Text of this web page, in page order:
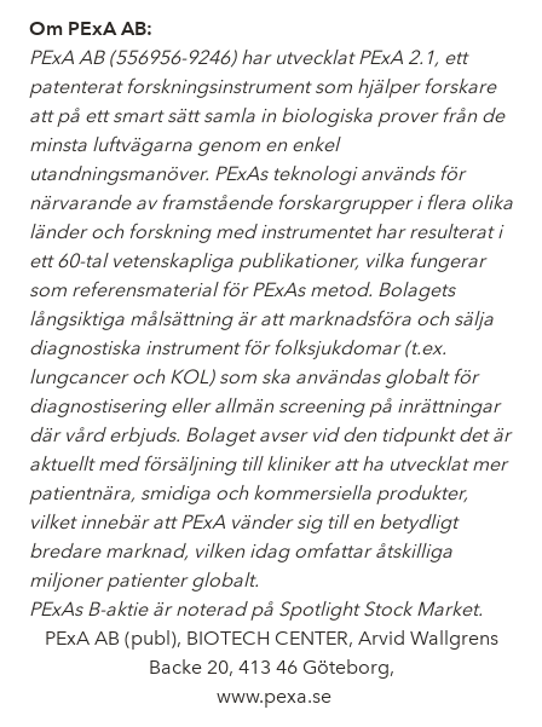
Om PExA AB:
PExA AB(556956-9246) har utvecklat PExA 2.1, ett
patenterat forskningsinstrument som hjälper forskare
att på ett smart sätt samla in biologiska prover från de
minsta luftvägarna genom en enkel
utandningsmanöver. PExAs teknologi används för
närvarande av framstående forskargrupper i flera olika
länder och forskning med instrumentet har resulterat i
ett 60-tal vetenskapliga publikationer, vilka fungerar
som referensmaterial för PExAs metod. Bolagets
långsiktiga målsättning är att marknadsföra och sälja
diagnostiska instrument för folksjukdomar (t.ex.
lungcancer och KOL) som ska användas globalt för
diagnostisering eller allmän screening på inrättningar
där vård erbjuds. Bolaget avser vid den tidpunkt det är
aktuellt med försäljning till kliniker att ha utvecklat mer
patientnära, smidiga och kommersiella produkter,
vilket innebär att PExA vänder sig till en betydligt
bredare marknad, vilken idag omfattar åtskilliga
miljoner patienter globalt.
PExAs B-aktie är noterad på Spotlight Stock Market.
PExA AB (publ), BIOTECH CENTER, Arvid Wallgrens
Backe 20, 413 46 Göteborg,
www.pexa.se